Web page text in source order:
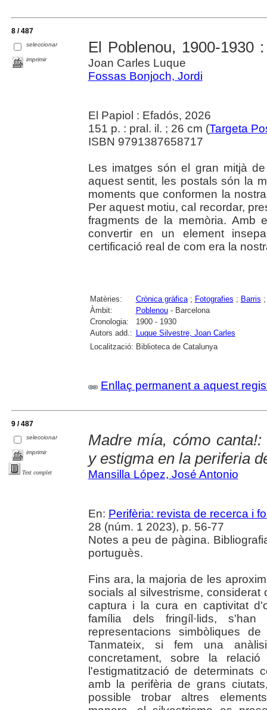
8 / 487
seleccionar
imprimir
El Poblenou, 1900-1930
Joan Carles Luque
Fossas Bonjoch, Jordi
El Papiol : Efadós, 2026
151 p. : pral. il. ; 26 cm (Targeta
ISBN 9791387658717
Les imatges són el gran mitjà
aquest sentit, les postals són la
moments que conformen la
Per aquest motiu, cal recordar,
fragments de la memòria. Amb
convertir en un element
certificació real de com era la
Matèries: Crònica gràfica; Fotografies ; Barris
Àmbit:
Poblenou- Barcelona
Cronologia:
1900 - 1930
Autors add.:
Luque Silvestre, Joan Carles
Localització: Biblioteca de Catalunya
Enllaç permanent a aquest
9 / 487
seleccionar
imprimir
Text complet
Madre mía, cómo
y estigma en la periferia
Mansilla López, José Antonio
En: Perifèria: revista de recerca i
28 (núm. 1 2023), p. 56-77
Notes a peu de pàgina.
portuguès.
Fins ara, la majoria de les
socials al silvestrisme,
captura i la cura en captivitat
família dels fringíl·lids,
representacions simbòliques
Tanmateix, si fem una
concretament, sobre la
l'estigmatització de determinats
amb la perifèria de grans
possible trobar altres